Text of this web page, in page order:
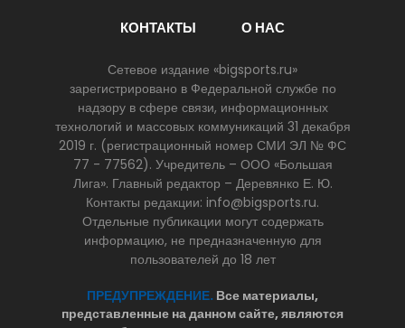
КОНТАКТЫ О НАС
Сетевое издание «bigsports.ru»
зарегистрировано в Федеральной службе по
надзору в сфере связи, информационных
технологий и массовых коммуникаций 31 декабря
2019 г. (регистрационный номер СМИ ЭЛ № ФС
77 - 77562). Учредитель – ООО «Большая
Лига». Главный редактор – Деревянко Е. Ю.
Контакты редакции: info@bigsports.ru.
Отдельные публикации могут содержать
информацию, не предназначенную для
пользователей до 18 лет
ПРЕДУПРЕЖДЕНИЕ. Все материалы,
представленные на данном сайте, являются